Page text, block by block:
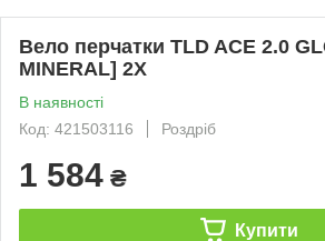
Вело перчатки TLD ACE 2.0
MINERAL] 2X
В наявності
Код: 421503116
Роздріб
1 584 ₴
Купити